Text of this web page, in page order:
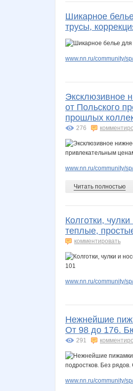
Шикарное
трусы,
www.nn.ru/community/
Эксклюзивное
от Польского
прошлых
276
www.nn.ru/community/
Читать полностью
Колготки,
теплые,
комментировать
www.nn.ru/community/
Нежнейшие
От 98 до 176.
291
www.nn.ru/community/